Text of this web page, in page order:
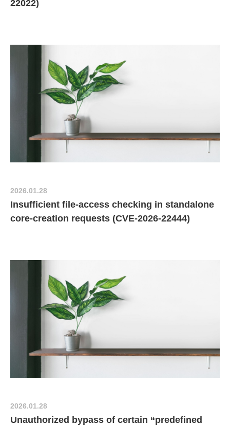
22022)
2026.01.28
Insufficient file-access checking in standalone
core-creation requests (CVE-2026-22444)
2026.01.28
Unauthorized bypass of certain “predefined